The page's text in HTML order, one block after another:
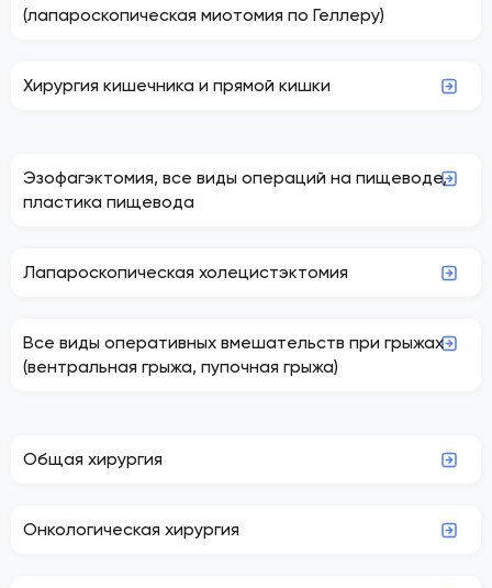
(лапароскопическая миотомия по Геллеру)
Хирургия кишечника и прямой кишки
Эзофагэктомия, все виды операций на пищеводе,
пластика пищевода
Лапароскопическая холецистэктомия
Все виды оперативных вмешательств при грыжах
(вентральная грыжа, пупочная грыжа)
Общая хирургия
Онкологическая хирургия